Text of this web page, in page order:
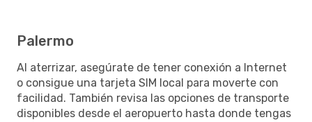
Palermo
Al aterrizar, asegúrate de tener conexión a Internet
o consigue una tarjeta SIM local para moverte con
facilidad. También revisa las opciones de transporte
disponibles desde el aeropuerto hasta donde tengas